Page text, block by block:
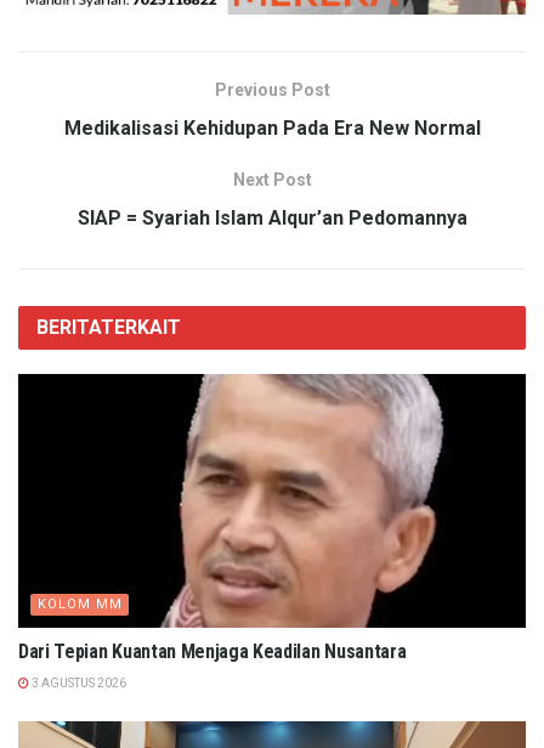
Previous Post
Medikalisasi Kehidupan Pada Era New Normal
Next Post
SIAP = Syariah Islam Alqur’an Pedomannya
BERITATERKAIT
KOLOM MM
Dari Tepian Kuantan Menjaga Keadilan Nusantara
3 AGUSTUS 2026